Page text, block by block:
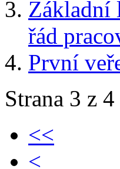
Základní
řád
První
Strana 3 z 4
<<
<